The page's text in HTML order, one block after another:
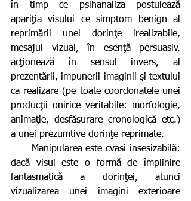
în timp ce psihanaliza postulează
apariţia visului ce simptom benign al
reprimării unei dorinţe irealizabile,
mesajul vizual, în esenţă persuasiv,
acţionează în sensul invers, al
prezentării, impunerii imaginii şi textului
ca realizare (pe toate coordonatele unei
producţii onirice veritabile: morfologie,
animaţie, desfăşurare cronologică etc.)
a unei prezumtive dorinţe reprimate.
dacă visul este o formă de împlinire
fantasmatică a dorinţei, atunci
vizualizarea unei imagini exterioare